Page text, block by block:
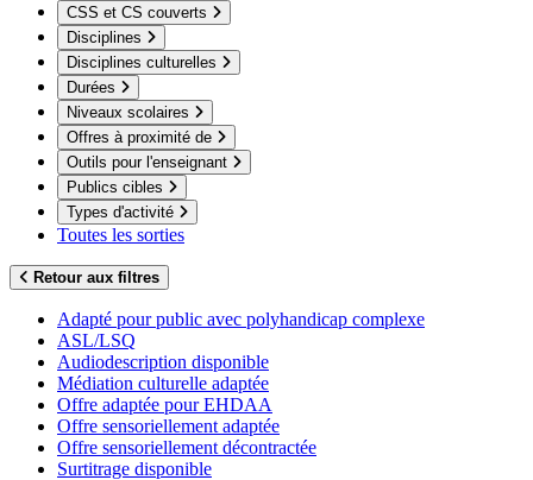
CSS et CS couverts
Disciplines
Disciplines culturelles
Durées
Niveaux scolaires
Offres à proximité de
Outils pour l'enseignant
Publics cibles
Types d'activité
Toutes les sorties
Retour aux filtres
Adapté pour public avec polyhandicap complexe
ASL/LSQ
Audiodescription disponible
Médiation culturelle adaptée
Offre adaptée pour EHDAA
Offre sensoriellement adaptée
Offre sensoriellement décontractée
Surtitrage disponible